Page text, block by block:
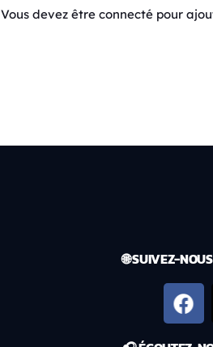
Vous devez être connecté pour
🌐 SUIVEZ-NOUS